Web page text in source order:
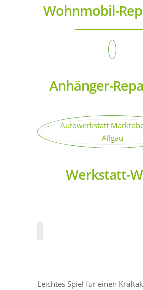
Wohnmobil-
Anhänger-
Werkstatt-
Leichtes Spiel für einen